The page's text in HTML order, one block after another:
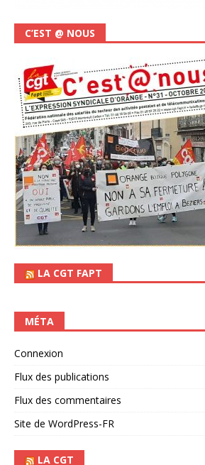
C’EST @ NOUS
LA CGT FAPT
MÉTA
Connexion
Flux des publications
Flux des commentaires
Site de WordPress-FR
LA CGT